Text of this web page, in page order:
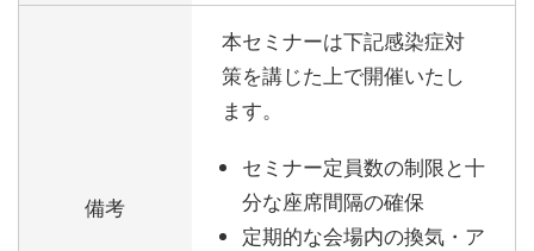
備考
本セミナーは下記感染症対
策を講じた上で開催いたし
ます。
セミナー定員数の制限と十
分な座席間隔の確保
定期的な会場内の換気・ア